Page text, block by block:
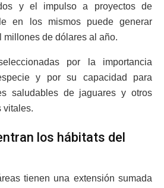
y el impulso a proyectos de
en los mismos puede generar
millones de dólares al año.
por la importancia
y por su capacidad para
saludables de jaguares y otros
vitales.
los hábitats del
tienen una extensión sumada